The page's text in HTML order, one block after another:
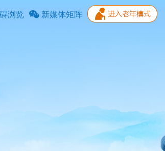
浏览 新媒体矩阵